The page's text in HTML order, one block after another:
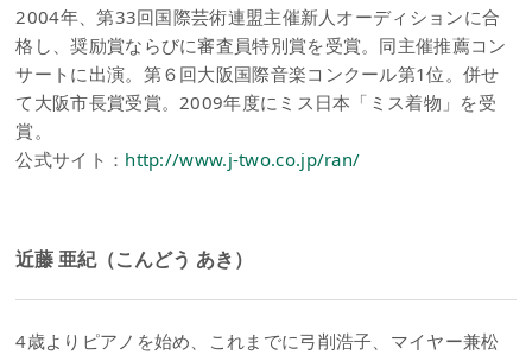
2004年、第33回国際芸術連盟主催新人オーディションに合
格し、奨励賞ならびに審査員特別賞を受賞。同主催推薦コン
サートに出演。第６回大阪国際音楽コンクール第1位。併せ
て大阪市長賞受賞。2009年度にミス日本「ミス着物」を受
賞。
公式サイト： http://www.j-two.co.jp/ran/
近藤 亜紀（こんどう あき）
4歳よりピアノを始め、これまでに弓削浩子、マイヤー兼松